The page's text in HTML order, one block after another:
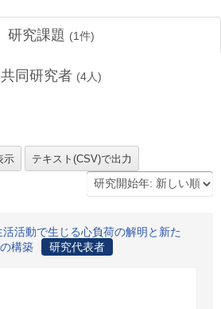
研究課題 (1件)
共同研究者 (4人)
活動で生じる心負荷の解明と新た
構築
研究代表者